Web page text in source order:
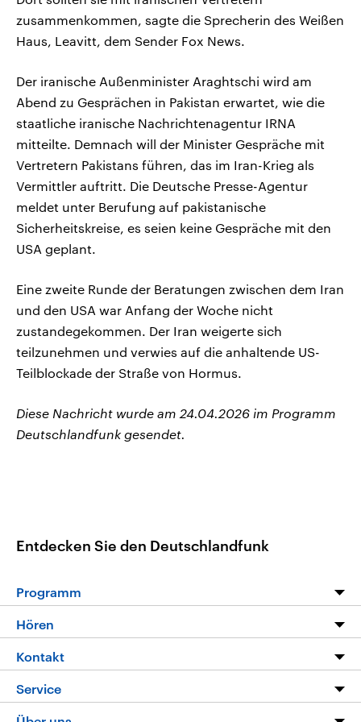
zusammenkommen, sagte die Sprecherin des Weißen
Haus, Leavitt, dem Sender Fox News.
Der iranische Außenminister Araghtschi wird am
Abend zu Gesprächen in Pakistan erwartet, wie die
staatliche iranische Nachrichtenagentur IRNA
mitteilte. Demnach will der Minister Gespräche mit
Vertretern Pakistans führen, das im Iran-Krieg als
Vermittler auftritt. Die Deutsche Presse-Agentur
meldet unter Berufung auf pakistanische
Sicherheitskreise, es seien keine Gespräche mit den
USA geplant.
Eine zweite Runde der Beratungen zwischen dem Iran
und den USA war Anfang der Woche nicht
zustandegekommen. Der Iran weigerte sich
teilzunehmen und verwies auf die anhaltende US-
Teilblockade der Straße von Hormus.
Diese Nachricht wurde am 24.04.2026 im Programm
Deutschlandfunk gesendet.
Entdecken Sie den Deutschlandfunk
Programm
Programm
Die Nachrichten
Nachrichtenleicht
Hören
Livestream
Podcasts
Kontakt
Hörerservice
Service
FAQ